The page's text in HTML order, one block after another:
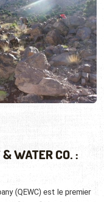
WATER CO. :
(QEWC) est le premier